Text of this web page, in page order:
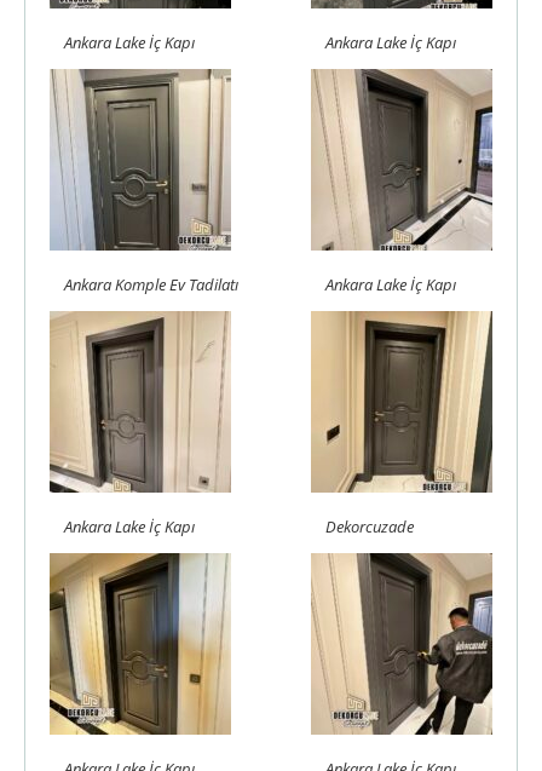
Ankara Lake İç Kapı Ankara Lake İç Kapı
Ankara Komple Ev Tadilatı Ankara Lake İç Kapı
Ankara Lake İç Kapı Dekorcuzade